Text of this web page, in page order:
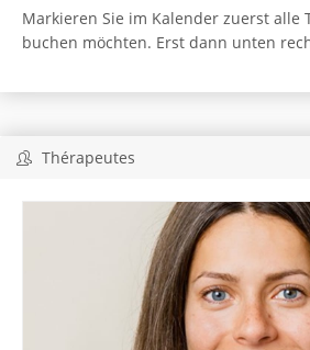
Markieren Sie im Kalender zuerst alle
buchen möchten. Erst dann unten
Thérapeutes